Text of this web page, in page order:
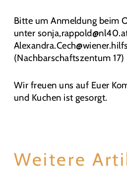
Bitte um Anmeldung beim
unter
(Nachbarschaftszentum 17)
Wir freuen uns auf Euer
und Kuchen ist gesorgt.
Weitere